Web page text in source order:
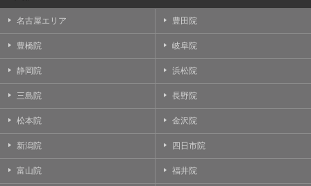
名古屋エリア 豊田院
豊橋院 岐阜院
静岡院 浜松院
三島院 長野院
松本院 金沢院
新潟院 四日市院
富山院 福井院